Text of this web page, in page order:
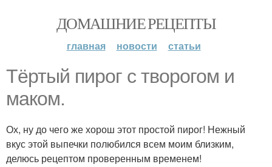
ДОМАШНИЕ РЕЦЕПТЫ
главная новости статьи
Тёртый пирог с творогом и
маком.
Ох, ну до чего же хорош этот простой пирог! Нежный
вкус этой выпечки полюбился всем моим близким,
делюсь рецептом проверенным временем!